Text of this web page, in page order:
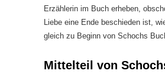
Erzählerin im Buch erheben,
Liebe eine Ende beschieden ist,
gleich zu Beginn von Schochs
Mittelteil von